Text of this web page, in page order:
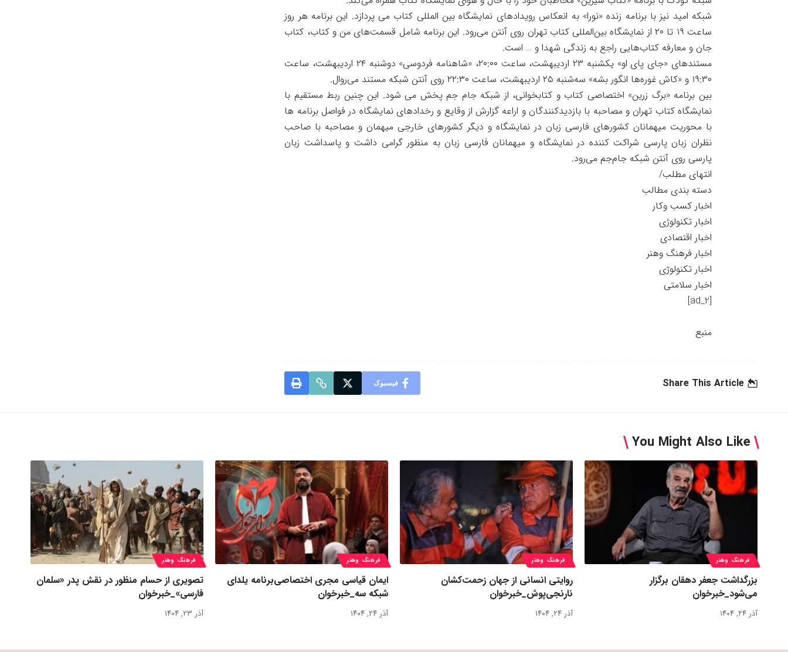
شبکه امید نیز با برنامه زنده «نورا» به انعکاس رویدادهای نمایشگاه بین المللی کتاب می پردازد. این برنامه هر روز
ساعت ۱۹ تا ۲۰ از نمایشگاه بین‌المللی کتاب تهران روی آنتن می‌رود. این برنامه شامل قسمت‌های من و کتاب، کتاب
جان و معارفه کتاب‌هایی راجع به زندگی شهدا و … است.
مستندهای «جای پای او» یکشنبه ۲۳ اردیبهشت، ساعت ۲۰:۰۰، «شاهنامه فردوسی» دوشنبه ۲۴ اردیبهشت، ساعت
۱۹:۳۰ و «کاش غوره‌ها انگور بشه» سه‌شنبه ۲۵ اردیبهشت، ساعت ۲۲:۳۰ روی آنتن شبکه مستند می‌روال.
بین برنامه «برگ زرین» اختصاصی کتاب و کتابخوانی، از شبکه جام جم پخش می شود. این چنین ربط مستقیم با
نمایشگاه کتاب تهران و مصاحبه با بازدیدکنندگان و اراعه گزارش از وقایع و رخدادهای نمایشگاه در فواصل برنامه ها
با محوریت میهمانان کشورهای فارسی زبان در نمایشگاه و دیگر کشورهای خارجی میهمان و مصاحبه با صاحب
نظران زبان پارسی شراکت کننده در نمایشگاه و میهمانان فارسی زبان به منظور گرامی داشت و پاسداشت زبان
پارسی روی آنتن شبکه جام‌جم می‌رود.
انتهای مطلب/
دسته بندی مطالب
اخبار کسب وکار
اخبار تکنولوژی
اخبار اقتصادی
اخبار فرهنگ وهنر
اخبار تکنولوژی
اخبار سلامتی
[ad_2]
منبع
Share This Article فیسبوک
You Might Also Like
فرهنگ وهنر
بزرگداشت جعفر دهقان برگزار
می‌شود_خبرخوان
آذر ۲۴, ۱۴۰۴
فرهنگ وهنر
روایتی انسانی از جهان زحمت‌کشان
نارنجی‌پوش_خبرخوان
آذر ۲۴, ۱۴۰۴
فرهنگ وهنر
ایمان قیاسی مجری اختصاصی‌برنامه یلدای
شبکه سه_خبرخوان
آذر ۲۴, ۱۴۰۴
فرهنگ وهنر
تصویری از حسام منظور در نقش پدر «سلمان
فارسی»_خبرخوان
آذر ۲۳, ۱۴۰۴